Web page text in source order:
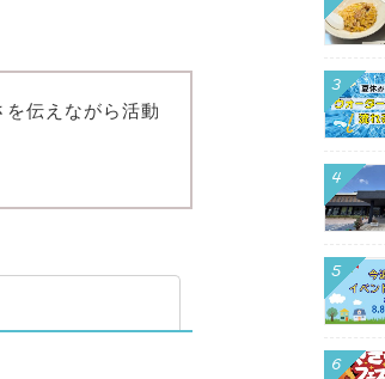
伝えながら活動